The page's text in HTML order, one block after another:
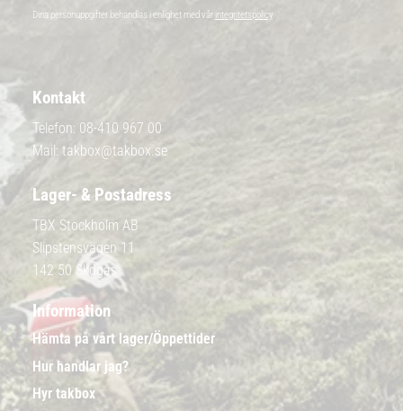
Dina personuppgifter behandlas i enlighet med vår integritetspolicy
Kontakt
Telefon: 08-410 967 00
Mail: takbox@takbox.se
Lager- & Postadress
TBX Stockholm AB
Slipstensvägen 11
142 50 Skogås
Information
Hämta på vårt lager/Öppettider
Hur handlar jag?
Hyr takbox